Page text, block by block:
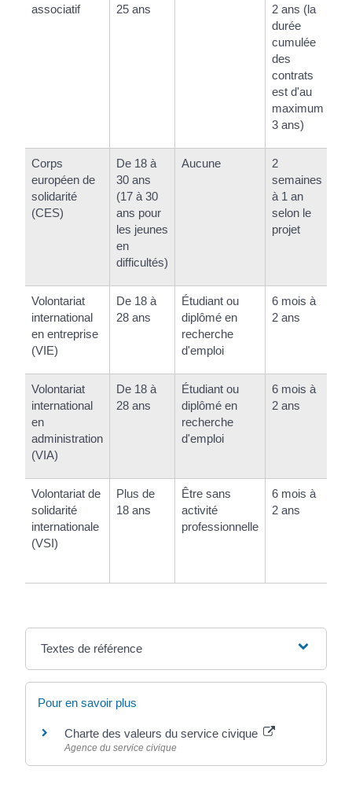
associatif
25 ans
2 ans (la
durée
cumulée
des
contrats
est d'au
maximum
3 ans)
Corps
européen de
solidarité
(CES)
De 18 à
30 ans
(17 à 30
ans pour
les jeunes
en
difficultés)
Aucune
2
semaines
à 1 an
selon le
projet
Volontariat
international
en entreprise
(VIE)
De 18 à
28 ans
Étudiant ou
diplômé en
recherche
d'emploi
6 mois à
2 ans
Volontariat
international
en
administration
(VIA)
De 18 à
28 ans
Étudiant ou
diplômé en
recherche
d'emploi
6 mois à
2 ans
Volontariat de
solidarité
internationale
(VSI)
Plus de
18 ans
Être sans
activité
professionnelle
6 mois à
2 ans
Textes de référence
Pour en savoir plus
Charte des valeurs du service civique
Agence du service civique